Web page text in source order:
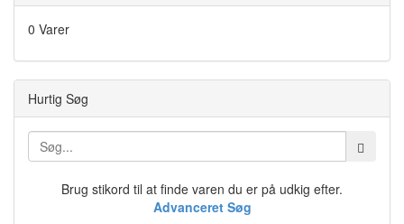
0 Varer
Hurtig Søg
Brug stikord til at finde varen du er på udkig efter.
Advanceret Søg